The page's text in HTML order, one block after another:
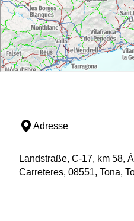
Adresse
Landstraße, C-17, km 58,
Carreteres, 08551, Tona,